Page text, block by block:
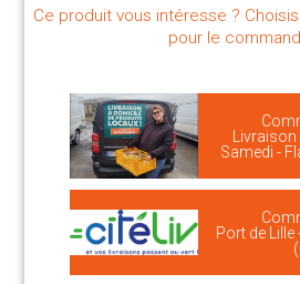
Ce produit vous intéresse ?
pour le
Samedi -
Port de Lille